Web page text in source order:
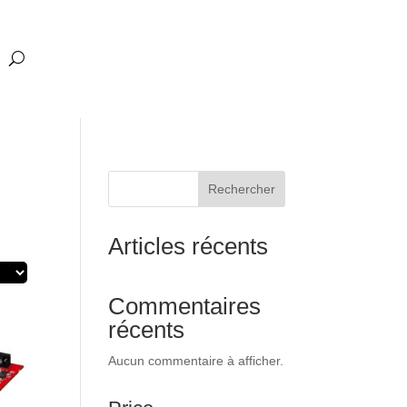
Rechercher
Articles récents
Commentaires
récents
Aucun commentaire à afficher.